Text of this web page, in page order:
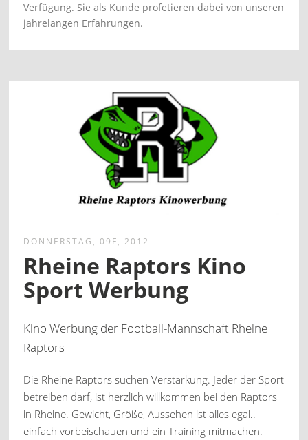
Verfügung. Sie als Kunde profetieren dabei von unseren
jahrelangen Erfahrungen.
DONNERSTAG, 09F, 2012
Rheine Raptors Kino
Sport Werbung
Kino Werbung der Football-Mannschaft Rheine
Raptors
Die Rheine Raptors suchen Verstärkung. Jeder der Sport
betreiben darf, ist herzlich willkommen bei den Raptors
in Rheine. Gewicht, Größe, Aussehen ist alles egal..
einfach vorbeischauen und ein Training mitmachen.